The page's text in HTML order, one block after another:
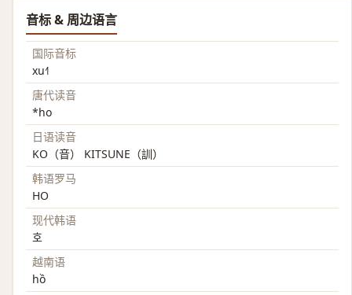
音标 & 周边语言
国际音标
xu˧˥
唐代读音
*ho
日语读音
KO（音） KITSUNE（訓）
韩语罗马
HO
现代韩语
호
越南语
hồ